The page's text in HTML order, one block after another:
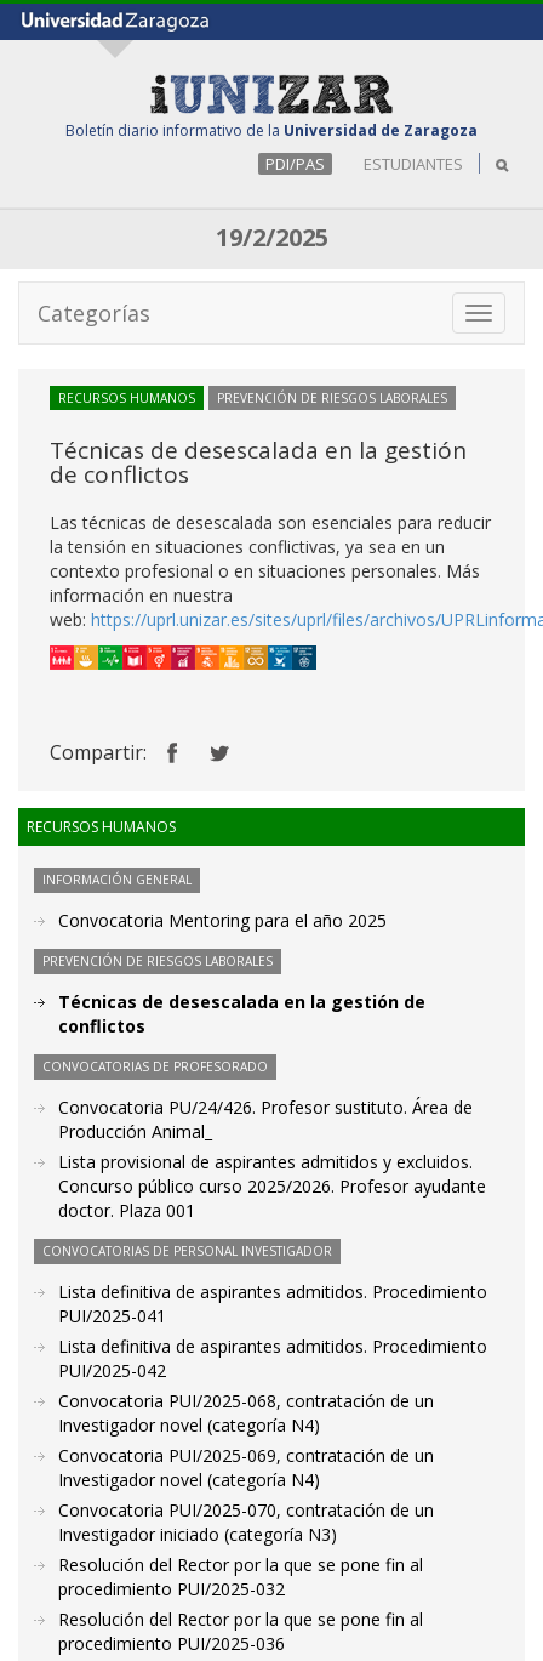
Boletín diario informativo de la Universidad de Zaragoza
PDI/PAS ESTUDIANTES
19/2/2025
Toggle
Categorías
RECURSOS HUMANOS PREVENCIÓN DE RIESGOS LABORALES
Técnicas de desescalada en la gestión
de conflictos
Las técnicas de desescalada son esenciales para reducir
la tensión en situaciones conflictivas, ya sea en un
contexto profesional o en situaciones personales. Más
información en nuestra
web: https://uprl.unizar.es/sites/uprl/files/archivos/
Compartir:
RECURSOS HUMANOS
INFORMACIÓN GENERAL
Convocatoria Mentoring para el año 2025
PREVENCIÓN DE RIESGOS LABORALES
Técnicas de desescalada en la gestión de
conflictos
CONVOCATORIAS DE PROFESORADO
Convocatoria PU/24/426. Profesor sustituto. Área de
Producción Animal_
Lista provisional de aspirantes admitidos y excluidos.
Concurso público curso 2025/2026. Profesor ayudante
doctor. Plaza 001
CONVOCATORIAS DE PERSONAL INVESTIGADOR
Lista definitiva de aspirantes admitidos. Procedimiento
PUI/2025-041
Lista definitiva de aspirantes admitidos. Procedimiento
PUI/2025-042
Convocatoria PUI/2025-068, contratación de un
Investigador novel (categoría N4)
Convocatoria PUI/2025-069, contratación de un
Investigador novel (categoría N4)
Convocatoria PUI/2025-070, contratación de un
Investigador iniciado (categoría N3)
Resolución del Rector por la que se pone fin al
procedimiento PUI/2025-032
Resolución del Rector por la que se pone fin al
procedimiento PUI/2025-036